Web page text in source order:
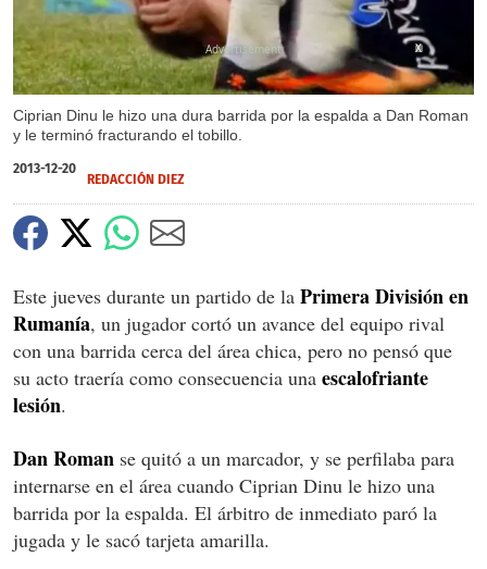
Ciprian Dinu le hizo una dura barrida por la espalda a Dan Roman
y le terminó fracturando el tobillo.
X
2013-12-20
REDACCIÓN DIEZ
Este jueves durante un partido de la Primera División en
Rumanía, un jugador cortó un avance del equipo rival
con una barrida cerca del área chica, pero no pensó que
su acto traería como consecuencia una escalofriante
lesión.
Dan Roman se quitó a un marcador, y se perfilaba para
internarse en el área cuando Ciprian Dinu le hizo una
barrida por la espalda. El árbitro de inmediato paró la
jugada y le sacó tarjeta amarilla.